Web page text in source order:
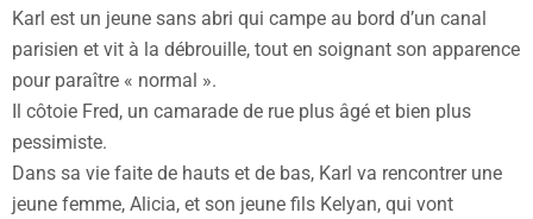
Karl est un jeune sans abri qui campe au bord d’un canal
parisien et vit à la débrouille, tout en soignant son apparence
pour paraître « normal ».
Il côtoie Fred, un camarade de rue plus âgé et bien plus
pessimiste.
Dans sa vie faite de hauts et de bas, Karl va rencontrer une
jeune femme, Alicia, et son jeune fils Kelyan, qui vont